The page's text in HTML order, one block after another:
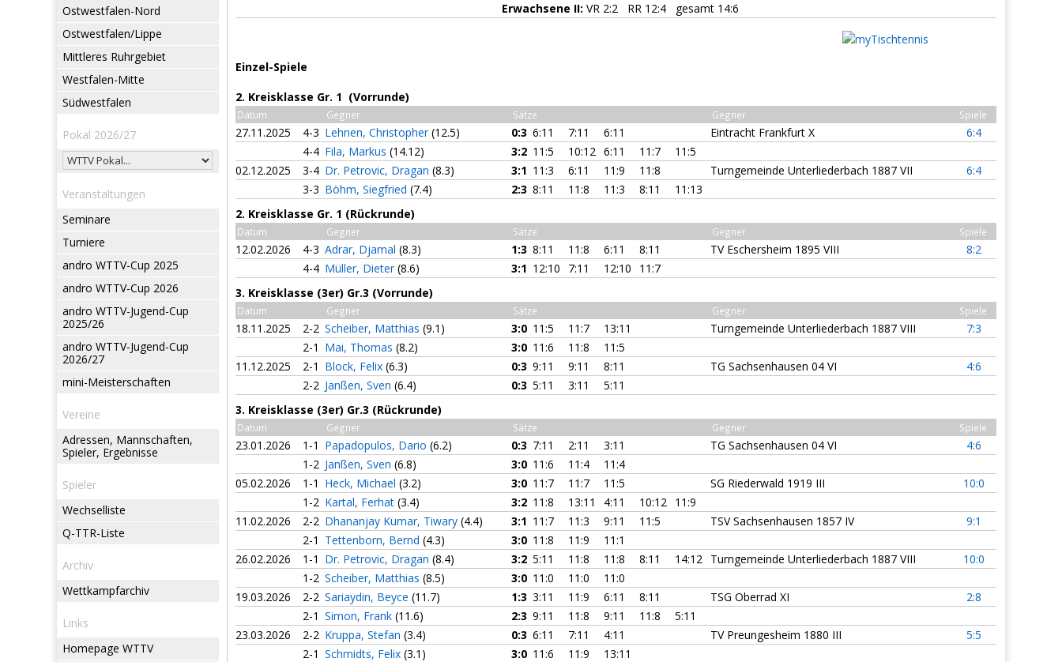
Ostwestfalen-Nord
Ostwestfalen/Lippe
Mittleres Ruhrgebiet
Westfalen-Mitte
Südwestfalen
Pokal 2026/27
Veranstaltungen
Seminare
Turniere
andro WTTV-Cup 2025
andro WTTV-Cup 2026
andro WTTV-Jugend-Cup
2025/26
andro WTTV-Jugend-Cup
2026/27
mini-Meisterschaften
Vereine
Adressen, Mannschaften,
Spieler, Ergebnisse
Spieler
Wechselliste
Q-TTR-Liste
Archiv
Wettkampfarchiv
Links
Homepage WTTV
Erwachsene II: VR 2:2 RR 12:4 gesamt 14:6
Einzel-Spiele
2. Kreisklasse Gr. 1 (Vorrunde)
Datum Gegner Sätze Gegner Spiele
27.11.2025 4-3 Lehnen, Christopher (12.5) 0:3 6:11 7:11 6:11 Eintracht Frankfurt X
6:4
4-4 Fila, Markus (14.12) 3:2 11:5 10:12 6:11 11:7
11:5
02.12.2025
3-4 Dr. Petrovic, Dragan (8.3) 3:1 11:3 6:11 11:9 11:8 Turngemeinde Unterliederbach 1887 VII
6:4
3-3 Böhm, Siegfried (7.4) 2:3 8:11 11:8 11:3 8:11
11:13
2. Kreisklasse Gr. 1 (Rückrunde)
Datum Gegner Sätze Gegner Spiele
12.02.2026 4-3 Adrar, Djamal (8.3) 1:3 8:11 11:8 6:11 8:11 TV Eschersheim 1895 VIII
8:2
4-4 Müller, Dieter (8.6) 3:1 12:10 7:11 12:10
11:7
3. Kreisklasse (3er) Gr.3 (Vorrunde)
Datum Gegner Sätze Gegner Spiele
18.11.2025 2-2 Scheiber, Matthias (9.1) 3:0 11:5 11:7 13:11 Turngemeinde Unterliederbach 1887 VIII
7:3
2-1 Mai, Thomas (8.2) 3:0 11:6 11:8
11:5
11.12.2025
2-1 Block, Felix (6.3) 0:3 9:11 9:11 8:11 TG Sachsenhausen 04 VI
4:6
2-2 Janßen, Sven (6.4) 0:3 5:11 3:11
5:11
3. Kreisklasse (3er) Gr.3 (Rückrunde)
Datum Gegner Sätze Gegner Spiele
23.01.2026 1-1 Papadopulos, Dario (6.2) 0:3 7:11 2:11 3:11 TG Sachsenhausen 04 VI
4:6
1-2 Janßen, Sven (6.8) 3:0 11:6 11:4
11:4
05.02.2026
1-1 Heck, Michael (3.2) 3:0 11:7 11:7 11:5 SG Riederwald 1919 III
10:0
1-2 Kartal, Ferhat (3.4) 3:2 11:8 13:11 4:11 10:12 11:9
11.02.2026
2-2 Dhananjay Kumar, Tiwary (4.4) 3:1 11:7 11:3 9:11 11:5 TSV Sachsenhausen 1857 IV
9:1
2-1 Tettenborn, Bernd (4.3) 3:0 11:8 11:9
11:1
26.02.2026
1-1 Dr. Petrovic, Dragan (8.4) 3:2 5:11 11:8 11:8 8:11 14:12 Turngemeinde Unterliederbach 1887 VIII
10:0
1-2 Scheiber, Matthias (8.5) 3:0 11:0 11:0
11:0
19.03.2026
2-2 Sariaydin, Beyce (11.7) 1:3 3:11 11:9 6:11 8:11 TSG Oberrad XI
2:8
2-1 Simon, Frank (11.6) 2:3 9:11 11:8 9:11 11:8
5:11
23.03.2026
2-2 Kruppa, Stefan (3.4) 0:3 6:11 7:11 4:11 TV Preungesheim 1880 III
5:5
2-1 Schmidts, Felix (3.1) 3:0 11:6 11:9
13:11